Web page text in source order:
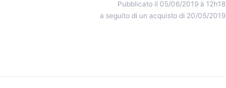
Pubblicato il 05/06/2019 à 12h18
a seguito di un acquisto di 20/05/2019